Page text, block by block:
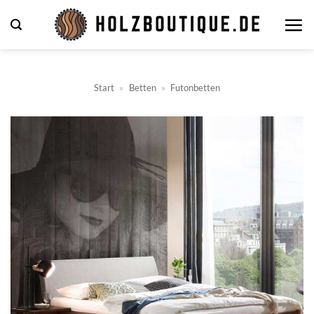
Inhalt
Start » Betten » Futonbetten